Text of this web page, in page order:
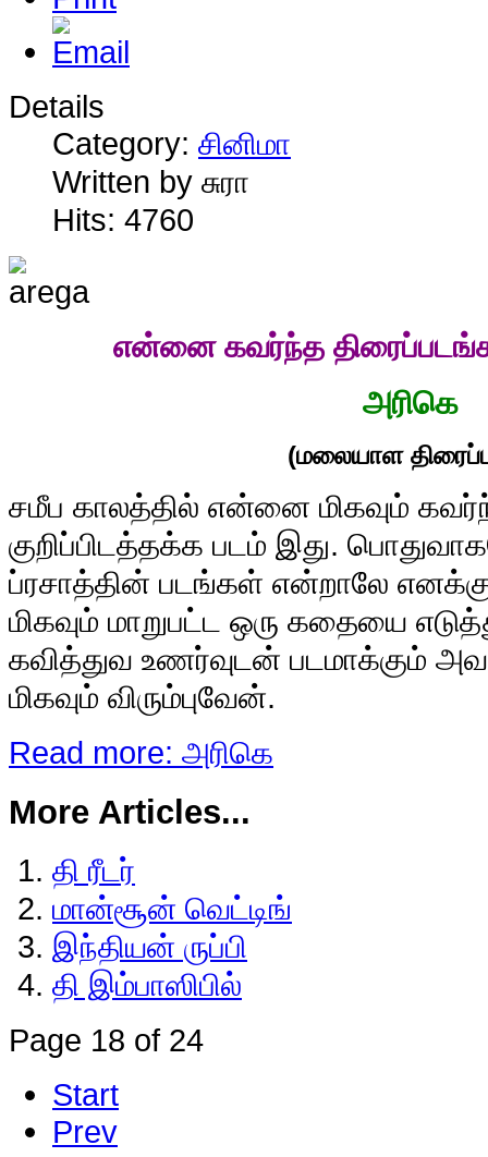
Details
Category: சினிமா
Written by சுரா
Hits: 4760
என்னை கவர்ந்த
அரிகெ
(மலையாள
சமீப காலத்தில் என்னை மிகவும்
குறிப்பிடத்தக்க படம் இது.
ப்ரசாத்தின் படங்கள் என்றாலே எனக்கு
மிகவும் மாறுபட்ட ஒரு கதையை
கவித்துவ உணர்வுடன் படமாக்கும்
மிகவும் விரும்புவேன்.
Read more: அரிகெ
More Articles...
தி ரீடர்
மான்சூன் வெட்டிங்
இந்தியன் ருப்பி
தி இம்பாஸிபில்
Page 18 of 24
Start
Prev